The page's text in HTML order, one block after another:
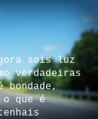
sois luz
verdadeiras
que é